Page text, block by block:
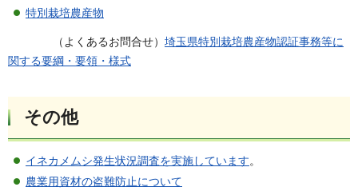
特別栽培農産物
（よくあるお問合せ） 埼玉県特別栽培農産物認証事務等に
関する要綱・要領・様式
その他
イネカメムシ発生状況調査を実施しています。
農業用資材の盗難防止について